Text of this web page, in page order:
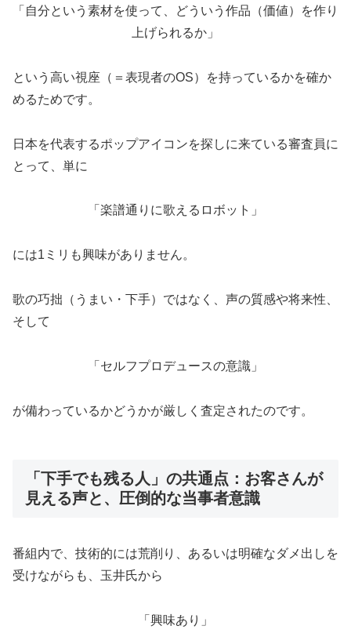
「自分という素材を使って、どういう作品（価値）を作り
上げられるか」
という高い視座（＝表現者のOS）を持っているかを確か
めるためです。
日本を代表するポップアイコンを探しに来ている審査員に
とって、単に
「楽譜通りに歌えるロボット」
には1ミリも興味がありません。
歌の巧拙（うまい・下手）ではなく、声の質感や将来性、
そして
「セルフプロデュースの意識」
が備わっているかどうかが厳しく査定されたのです。
「下手でも残る人」の共通点：お客さんが
見える声と、圧倒的な当事者意識
番組内で、技術的には荒削り、あるいは明確なダメ出しを
受けながらも、玉井氏から
「興味あり」